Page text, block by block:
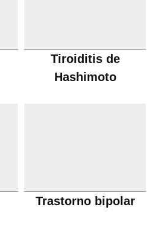
Tiroiditis de
Hashimoto
Trastorno bipolar